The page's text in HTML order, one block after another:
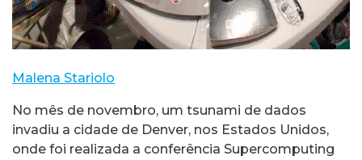
Malena Stariolo
No mês de novembro, um tsunami de dados
invadiu a cidade de Denver, nos Estados Unidos,
onde foi realizada a conferência Supercomputing